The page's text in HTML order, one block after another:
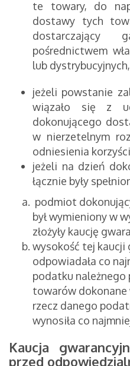
te towary, do
dostawy tych
dostarczający
pośrednictwem
lub dystrybucyjnych,
jeżeli powstanie
wiązało się z
dokonującego
w nierzetelnym
odniesienia
jeżeli na dzień
łącznie były
podmiot
był wymieniony w
złożyły kaucję
wysokość tej kaucji
odpowiadała co
podatku należnego
towarów dokonane
rzecz danego
wynosiła co
Kaucja
przed